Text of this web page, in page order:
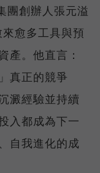
團創辦人張元溢
愈多工具與預
產。他直言：
真正的競爭
澱經驗並持續
入都成為下一
自我進化的成